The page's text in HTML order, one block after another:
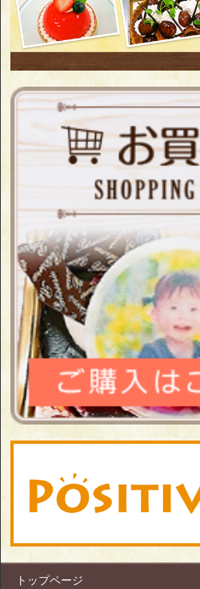
トップページ